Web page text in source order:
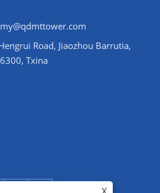
Road, Jiaozhou Barrutia,
Txina